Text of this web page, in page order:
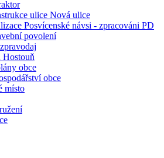
ulice Nová ulice
Posvícenské návsi - zpracováni PD
povolení
Hostouň
obce
obce
místo